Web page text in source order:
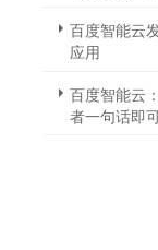
百度智能云
应用
百度智能云
者一句话即